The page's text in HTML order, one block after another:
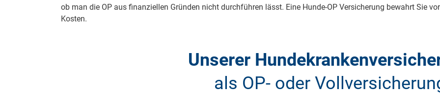
ob man die OP aus finanziellen Gründen nicht durchführen lässt. Eine Hunde-OP Versicherung bewahrt Sie
Kosten.
Unserer
als OP- oder